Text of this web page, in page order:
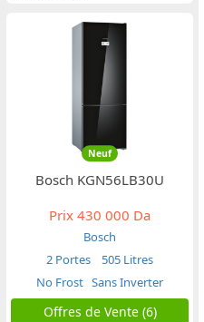
Neuf
Bosch KGN56LB30U
Prix 430 000 Da
Bosch
2 Portes
505 Litres
No Frost Sans Inverter
Offres de Vente (6)